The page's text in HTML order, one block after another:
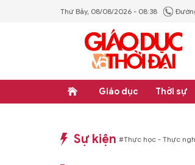
Thứ Bảy, 08/08/2026 - 08:38
Giáo dục Thời sự
Sự kiện
văn bản quy phạm pháp luật #Thực học - Thực